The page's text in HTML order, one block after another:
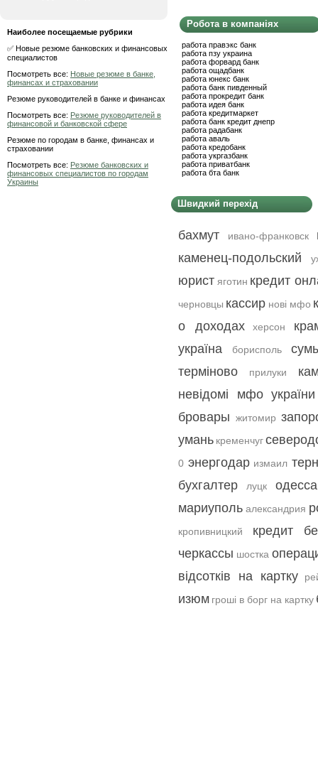
Наиболее посещаемые рубрики
✅ Новые резюме банковских и финансовых
специалистов
Посмотреть все: Новые резюме в банке,
финансах и страховании
Резюме руководителей в банке и финансах
Посмотреть все: Резюме руководителей в
финансовой и банковской сфере
Резюме по городам в банке, финансах и
страховании
Посмотреть все: Резюме банковских и
финансовых специалистов по городам
Украины
Робота в компаніях
работа правэкс банк
работа пзу украина
работа форвард банк
работа ощадбанк
работа юнекс банк
работа банк пивденный
работа прокредит банк
работа идея банк
работа кредитмаркет
работа банк кредит днепр
работа радабанк
работа аваль
работа кредобанк
работа укргазбанк
работа приватбанк
работа бта банк
Швидкий перехід
бахмут ивано-франковск
каменец-подольский
юрист яготин кредит
черновцы кассир нові мфо
о доходах
херсон
україна
борисполь
терміново
прилуки
невідомі мфо україни
бровары житомир
умань кременчуг
0 энергодар измаил
бухгалтер
луцк
одесса
мариуполь александрия
кропивницкий
кредит
черкассы шостка
відсотків на картку
изюм гроші в борг на картку